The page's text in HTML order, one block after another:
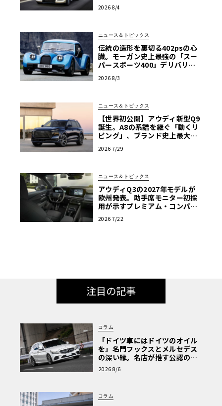
【画像38枚】
2026 8/4
ニュース＆トピックス
伝統の造形を裏切る402psの心
臓。モーガン史上最強の「スー
パースポーツ400」デリバリー
2026 8/3
ニュース＆トピックス
【世界初公開】アウディ新型Q9
誕生。A8の系譜を継ぐ「動くリ
ビング」、ブランド史上最大のS
2026 7/29
ニュース＆トピックス
アウディQ3の2027年モデルが
欧州発表。助手席モニター初採
用が示すプレミアム・コンパク
2026 7/22
注目の記事
コラム
「ドイツ車にはドイツのオイル
を」名門フックスとメルセデス
の深い縁。名店が推す公認の安
心と、Cクラスで味わうシルキー
な走り〈PR〉
2026 8/6
コラム